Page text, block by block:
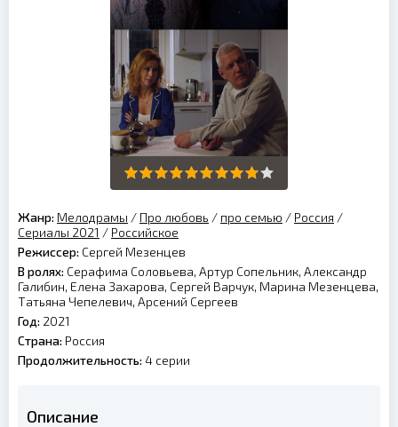
Жанр: Мелодрамы / Про любовь / про семью / Россия /
Сериалы 2021 / Российское
Режиссер: Сергей Мезенцев
В ролях: Серафима Соловьева, Артур Сопельник, Александр
Галибин, Елена Захарова, Сергей Варчук, Марина Мезенцева,
Татьяна Чепелевич, Арсений Сергеев
Год: 2021
Страна: Россия
Продолжительность: 4 серии
Описание